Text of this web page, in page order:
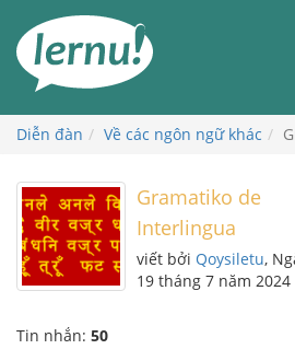
đến
phần
dung
Diễn đàn Về các ngôn ngữ khác
Gramatiko de
Interlingua
viết bởi Qoysiletu,
19 tháng 7 năm 2024
Tin nhắn: 50